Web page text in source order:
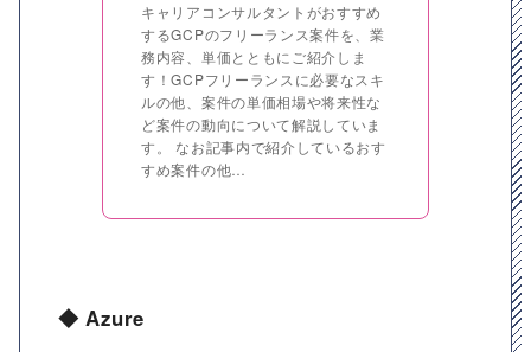
キャリアコンサルタントがおすすめ
するGCPのフリーランス案件を、業
務内容、単価とともにご紹介しま
す！GCPフリーランスに必要なスキ
ルの他、案件の単価相場や将来性な
ど案件の動向について解説していま
す。 なお記事内で紹介しているおす
すめ案件の他…
◆ Azure